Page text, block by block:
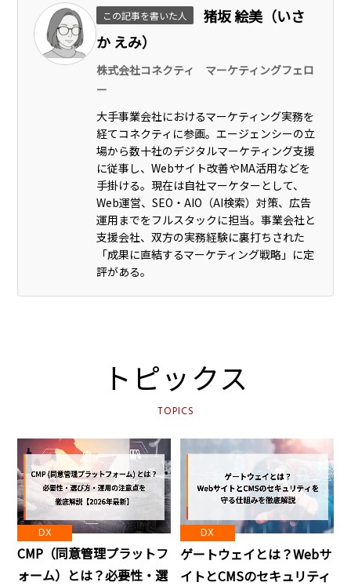
この記事を書いた人
猪坂 絵美（いさ
か えみ）
株式会社コネクティ マーケティングフェロ
ー
大手事業会社におけるマーケティング実務を
経てコネクティに参画。エージェンシーの立
場から数十社のデジタルマーケティング支援
に従事し、Webサイト改善やMA活用などを
手掛ける。現在は自社マーケターとして、
Web運営、SEO・AIO（AI検索）対策、広告
運用までをフルスタックに担当。事業会社と
支援会社、双方の実務経験に裏打ちされた
「成果に直結するマーケティング戦略」に定
評がある。
トピックス
TOPICS
DX
CMP（同意管理プラットフ
ォーム）とは？必要性・選
DX
ゲートウェイとは？Webサ
イトとCMSのセキュリティ